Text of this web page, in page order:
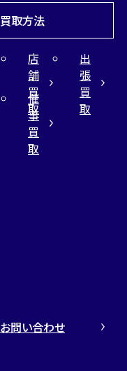
買取方法
店
舗
買
取
出
張
買
取
催
事
買
取
お問い合わせ